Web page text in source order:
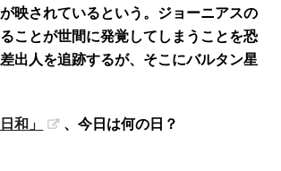
映されているという。ジョーニアスの
ことが世間に発覚してしまうことを恐
出人を追跡するが、そこにバルタン星
和」
、今日は何の日？